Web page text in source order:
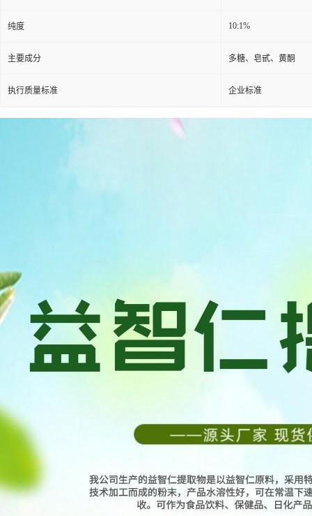
纯度 10:1%
主要成分 多糖、皂甙、黄酮
执行质量标准 企业标准